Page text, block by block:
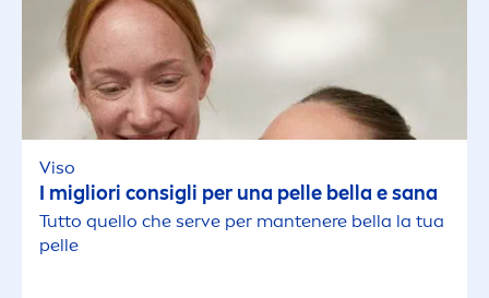
Viso
I migliori consigli per una pelle bella e sana
Tutto quello che serve per mantenere bella la tua
pelle